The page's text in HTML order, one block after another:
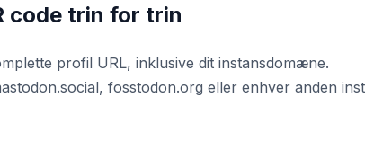
code trin for trin
profil URL, inklusive dit instansdomæne.
fosstodon.org eller enhver anden